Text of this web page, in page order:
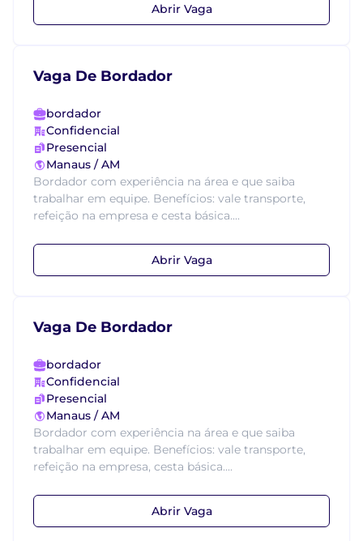
Abrir Vaga
Vaga De Bordador
bordador
Confidencial
Presencial
Manaus / AM
Bordador com experiência na área e que saiba
trabalhar em equipe. Benefícios: vale transporte,
refeição na empresa e cesta básica....
Abrir Vaga
Vaga De Bordador
bordador
Confidencial
Presencial
Manaus / AM
Bordador com experiência na área e que saiba
trabalhar em equipe. Benefícios: vale transporte,
refeição na empresa, cesta básica....
Abrir Vaga